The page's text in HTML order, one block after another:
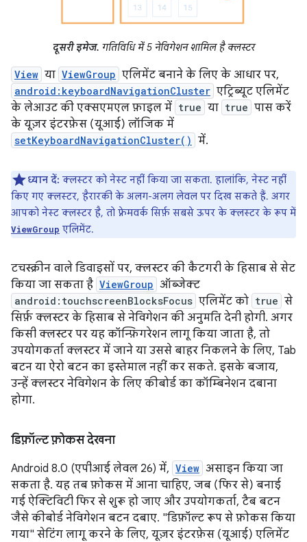
दूसरी इमेज. गतिविधि में 5 नेविगेशन शामिल है क्लस्टर
View या ViewGroup एलिमेंट बनाने के लिए के आधार पर,
android:keyboardNavigationCluster एट्रिब्यूट एलिमेंट
के लेआउट की एक्सएमएल फ़ाइल में true या true पास करें
के यूज़र इंटरफ़ेस (यूआई) लॉजिक में
setKeyboardNavigationCluster() में.
ध्यान दें: क्लस्टर को नेस्ट नहीं किया जा सकता. हालांकि, नेस्ट नहीं
किए गए क्लस्टर, हैरारकी के अलग-अलग लेवल पर दिख सकते हैं. अगर
आपको नेस्ट क्लस्टर है, तो फ़्रेमवर्क सिर्फ़ सबसे ऊपर के क्लस्टर के रूप में
ViewGroup एलिमेंट.
टचस्क्रीन वाले डिवाइसों पर, क्लस्टर की कैटगरी के हिसाब से सेट
किया जा सकता है ViewGroup ऑब्जेक्ट
android:touchscreenBlocksFocus एलिमेंट को true से
सिर्फ़ क्लस्टर के हिसाब से नेविगेशन की अनुमति देनी होगी. अगर
किसी क्लस्टर पर यह कॉन्फ़िगरेशन लागू किया जाता है, तो
उपयोगकर्ता क्लस्टर में जाने या उससे बाहर निकलने के लिए, Tab
बटन या ऐरो बटन का इस्तेमाल नहीं कर सकते. इसके बजाय,
उन्हें क्लस्टर नेविगेशन के लिए कीबोर्ड का कॉम्बिनेशन दबाना
होगा.
डिफ़ॉल्ट फ़ोकस देखना
Android 8.0 (एपीआई लेवल 26) में, View असाइन किया जा
सकता है. यह तब फ़ोकस में आना चाहिए, जब (फिर से) बनाई
गई ऐक्टिविटी फिर से शुरू हो जाए और उपयोगकर्ता, टैब बटन
जैसे कीबोर्ड नेविगेशन बटन दबाए. "डिफ़ॉल्ट रूप से फ़ोकस किया
गया" सेटिंग लागू करने के लिए, यूज़र इंटरफ़ेस (यूआई) एलिमेंट